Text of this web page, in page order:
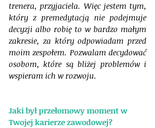
trenera, przyjaciela. Więc jestem tym,
który z premedytacją nie podejmuje
decyzji albo robię to w bardzo małym
zakresie, za który odpowiadam przed
moim zespołem. Pozwalam decydować
osobom, które są bliżej problemów i
wspieram ich w rozwoju.
Jaki był przełomowy moment w
Twojej karierze zawodowej?